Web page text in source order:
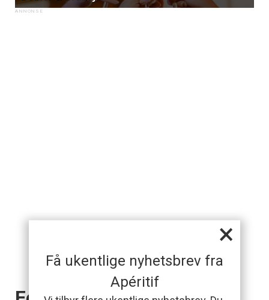
×
Få ukentlige nyhetsbrev fra
Apéritif